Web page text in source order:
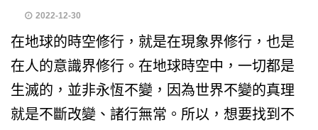
2022-12-30
在地球的時空修行，就是在現象界修行，也是
在人的意識界修行。在地球時空中，一切都是
生滅的，並非永恆不變，因為世界不變的真理
就是不斷改變、諸行無常。所以，想要找到不